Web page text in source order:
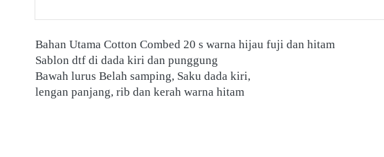
Bahan Utama Cotton Combed 20 s warna hijau fuji dan hitam
Sablon dtf di dada kiri dan punggung
Bawah lurus Belah samping, Saku dada kiri,
lengan panjang, rib dan kerah warna hitam